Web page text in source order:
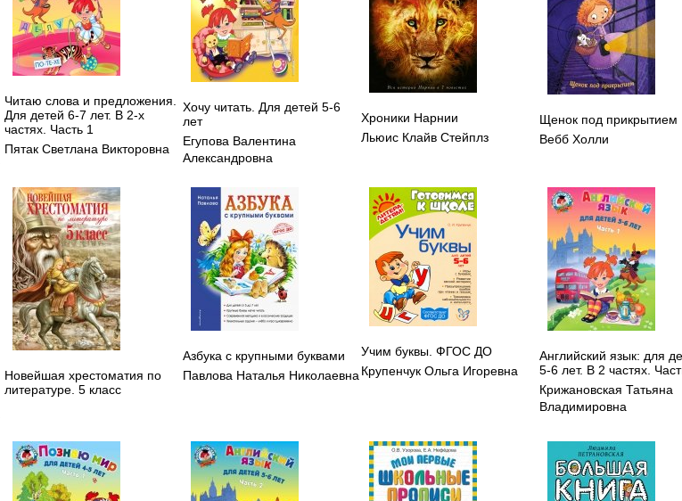
Читаю слова и предложения.
Для детей 6-7 лет. В 2-х
частях. Часть 1
Пятак Светлана Викторовна
Хочу читать. Для детей 5-6
лет
Егупова Валентина
Александровна
Хроники Нарнии
Льюис Клайв Стейплз
Щенок под прикрытием
Вебб Холли
Новейшая хрестоматия по
литературе. 5 класс
Азбука с крупными буквами
Павлова Наталья Николаевна
Учим буквы. ФГОС ДО
Крупенчук Ольга Игоревна
Английский язык: для
5-6 лет. В 2 частях.
Крижановская Татьяна
Владимировна